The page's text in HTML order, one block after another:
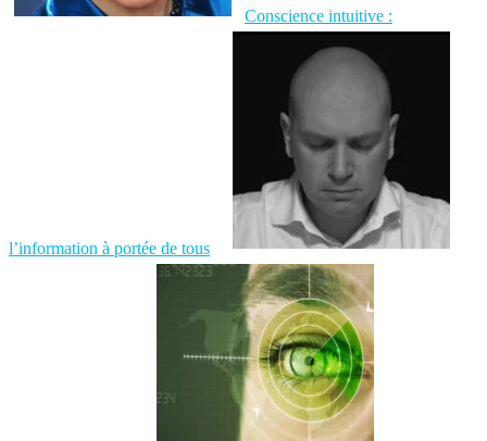
Conscience intuitive :
l’information à portée de tous